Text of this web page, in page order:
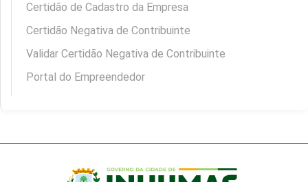
Certidão de Cadastro da Empresa
Certidão Negativa de Contribuinte
Validar Certidão Negativa de Contribuinte
Portal do Empreendedor